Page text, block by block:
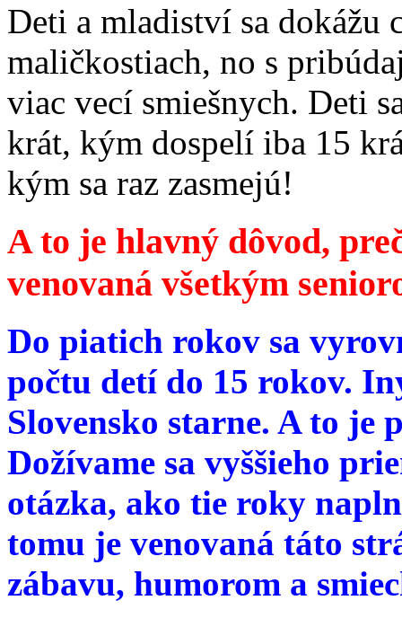
Deti a mladiství sa dokážu
maličkostiach, no s
viac vecí smiešnych. Deti
krát, kým dospelí iba 15
kým sa raz zasmejú!
A to je hlavný dôvod,
venovaná všetkým
Do piatich rokov sa
počtu detí do 15 rokov.
Slovensko starne. A to je
Dožívame sa vyššieho
otázka, ako tie roky
tomu je venovaná táto
zábavu, humorom a